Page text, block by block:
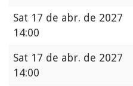
Sat 17 de abr. de 2027
14:00
Sat 17 de abr. de 2027
14:00